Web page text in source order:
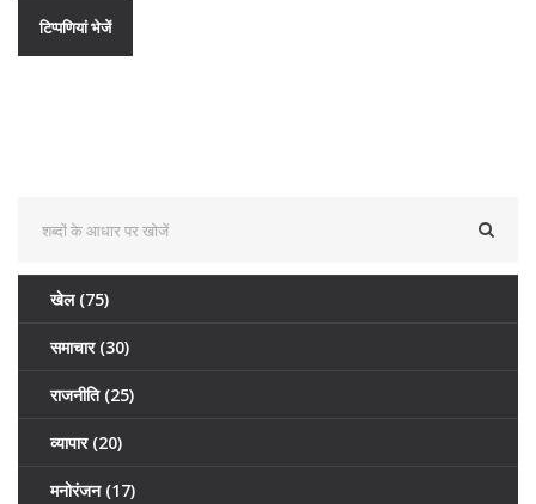
खेल (75)
समाचार (30)
राजनीति (25)
व्यापार (20)
मनोरंजन (17)